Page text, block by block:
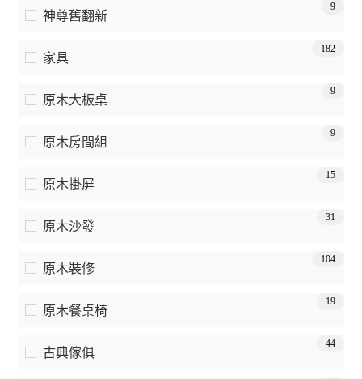
神尊舊翻新
9
家具
182
原木大板桌
9
原木房間組
9
原木掛屏
15
原木沙發
31
原木裝修
104
原木餐桌椅
19
古典傢俱
44